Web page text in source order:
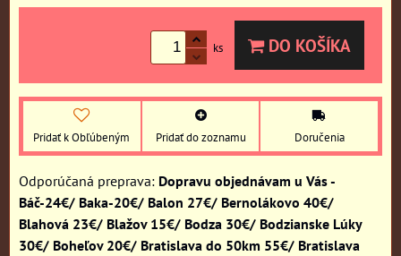
ks DO KOŠÍKA
Pridať k Obľúbeným Pridať do zoznamu Doručenia
Dopravu objednávam u Vás -
Báč-24€/ Baka-20€/ Balon 27€/ Bernolákovo 40€/
Blahová 23€/ Blažov 15€/ Bodza 30€/ Bodzianske Lúky
30€/ Boheľov 20€/ Bratislava do 50km 55€/ Bratislava